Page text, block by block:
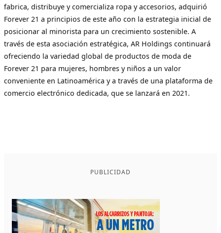
fabrica, distribuye y comercializa ropa y accesorios, adquirió
Forever 21 a principios de este año con la estrategia inicial de
posicionar al minorista para un crecimiento sostenible. A
través de esta asociación estratégica, AR Holdings continuará
ofreciendo la variedad global de productos de moda de
Forever 21 para mujeres, hombres y niños a un valor
conveniente en Latinoamérica y a través de una plataforma de
comercio electrónico dedicada, que se lanzará en 2021.
PUBLICIDAD